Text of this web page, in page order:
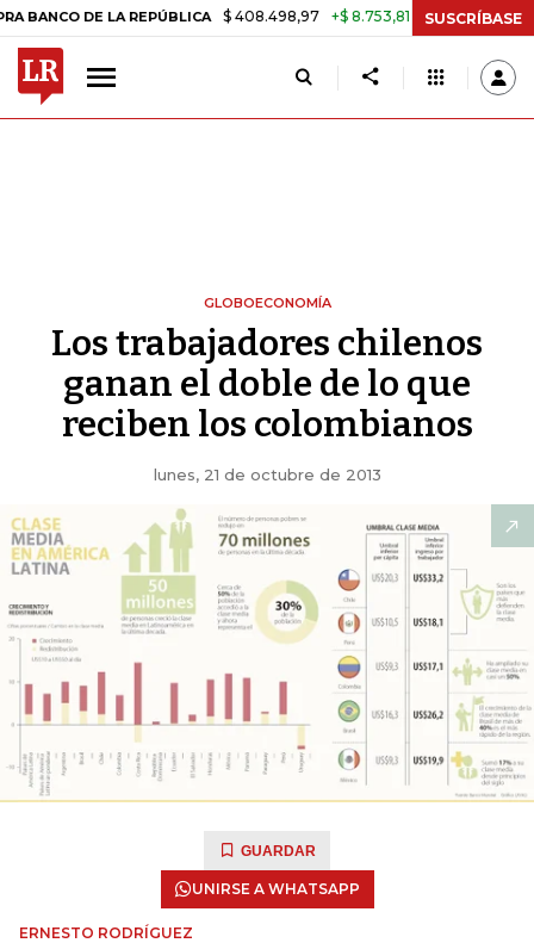
LA REPÚBLICA $ 408.498,97 +$ 8.753,81 +2,19% TASA DE
SUSCRÍBASE
GLOBOECONOMÍA
Los trabajadores chilenos
ganan el doble de lo que
reciben los colombianos
lunes, 21 de octubre de 2013
GUARDAR
UNIRSE A WHATSAPP
ERNESTO RODRÍGUEZ